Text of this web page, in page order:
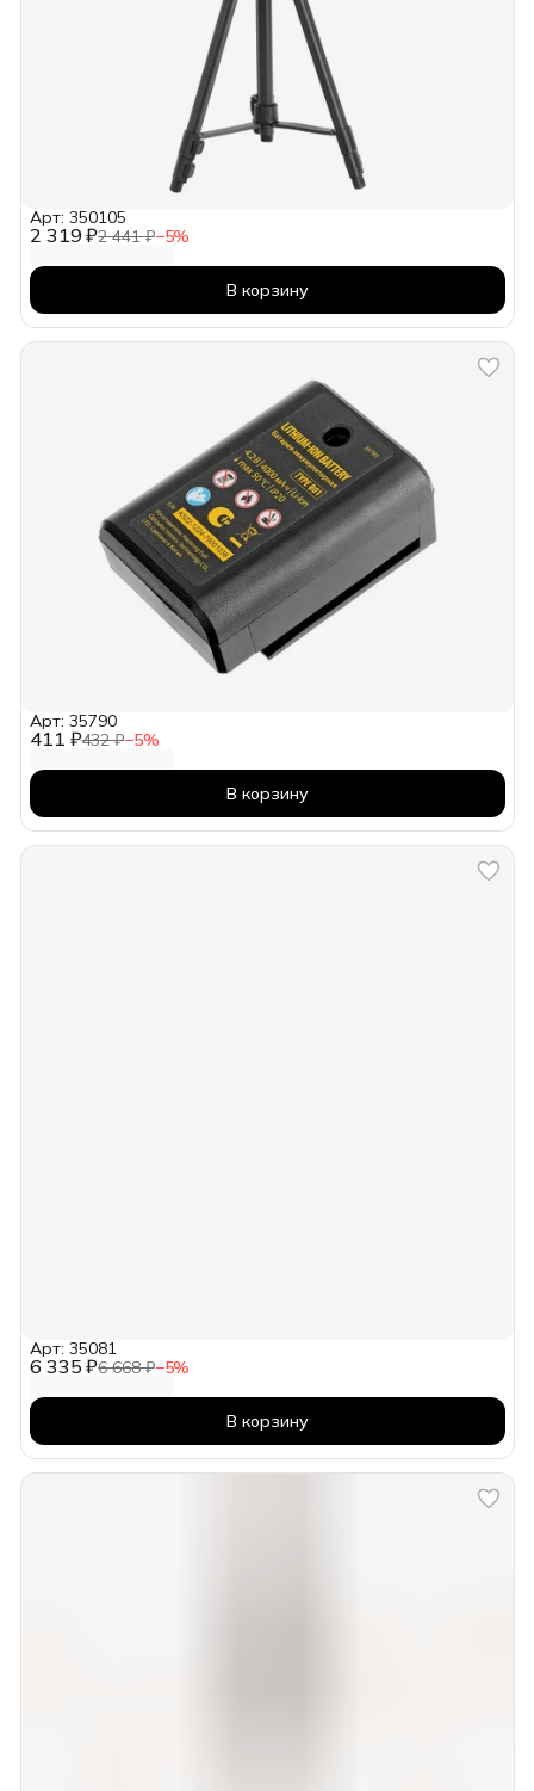
2 319 ₽2 441 ₽−5%
Арт: 350105
В корзину
411 ₽432 ₽−5%
Арт: 35790
В корзину
6 335 ₽6 668 ₽−5%
Арт: 35081
В корзину